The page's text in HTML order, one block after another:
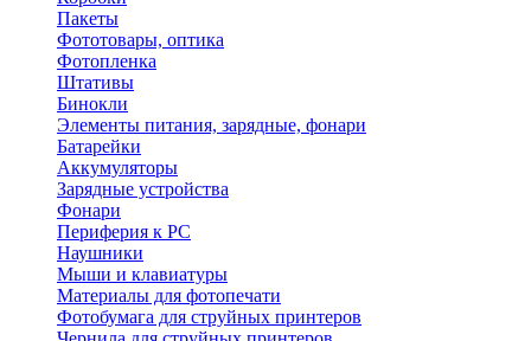
Пакеты
Фототовары, оптика
Фотопленка
Штативы
Бинокли
Элементы питания, зарядные, фонари
Батарейки
Аккумуляторы
Зарядные устройства
Фонари
Периферия к PC
Наушники
Мыши и клавиатуры
Материалы для фотопечати
Фотобумага для струйных принтеров